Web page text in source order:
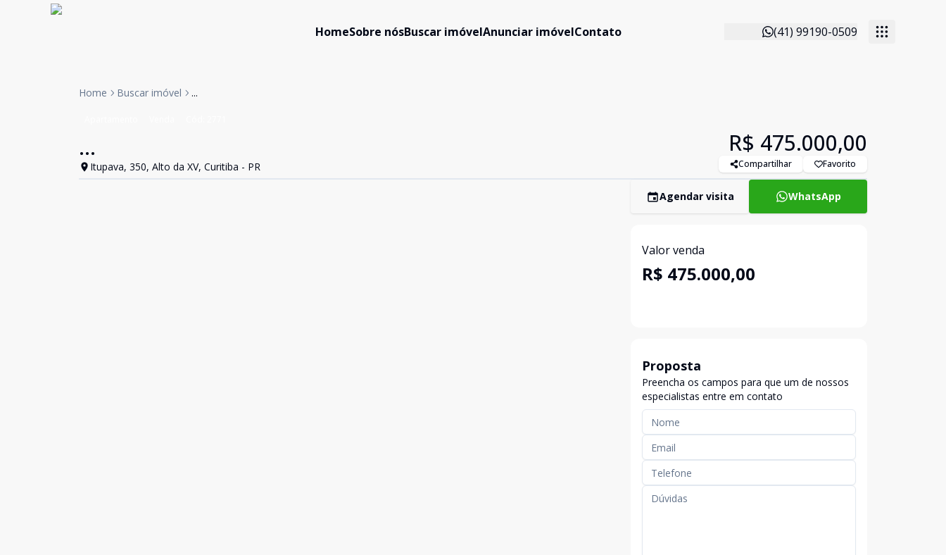
HomeSobre nósBuscar imóvelAnunciar imóvelContato (41) 99190-0509
Home Buscar imóvel ...
...
Itupava, 350, Alto da XV, Curitiba - PR
R$ 475.000,00
Compartilhar Favorito
Agendar visita WhatsApp
Valor venda
R$ 475.000,00
Proposta
Preencha os campos para que um de nossos
especialistas entre em contato